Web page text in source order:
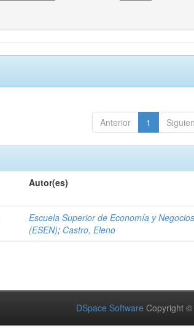
Anterior 1
Autor(es)
Escuela Superior de Economía y Negocios
(ESEN); Castro, Eleno
DSpace Software Copyright